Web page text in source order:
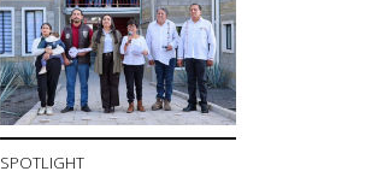
SPOTLIGHT